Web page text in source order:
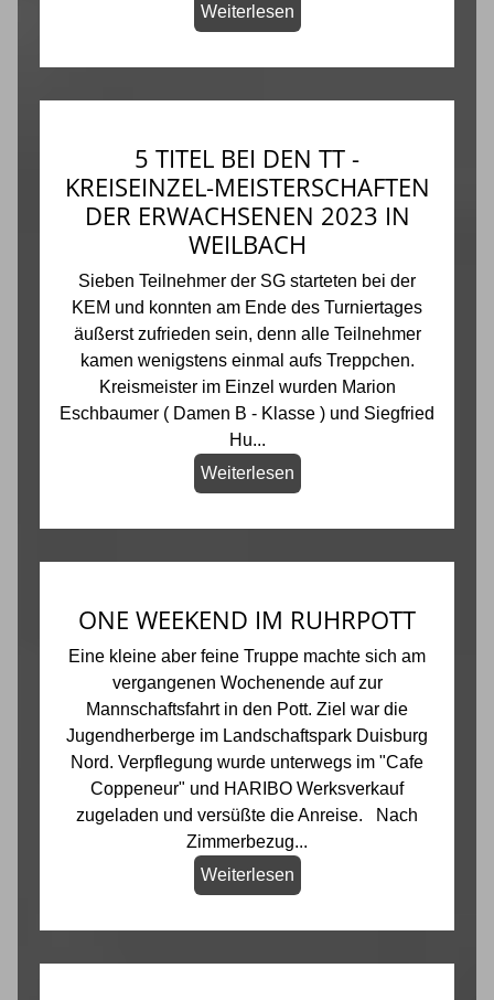
Weiterlesen
5 TITEL BEI DEN TT -
KREISEINZEL-MEISTERSCHAFTEN
DER ERWACHSENEN 2023 IN
WEILBACH
Sieben Teilnehmer der SG starteten bei der
KEM und konnten am Ende des Turniertages
äußerst zufrieden sein, denn alle Teilnehmer
kamen wenigstens einmal aufs Treppchen.
Kreismeister im Einzel wurden Marion
Eschbaumer ( Damen B - Klasse ) und Siegfried
Hu...
Weiterlesen
ONE WEEKEND IM RUHRPOTT
Eine kleine aber feine Truppe machte sich am
vergangenen Wochenende auf zur
Mannschaftsfahrt in den Pott. Ziel war die
Jugendherberge im Landschaftspark Duisburg
Nord. Verpflegung wurde unterwegs im "Cafe
Coppeneur" und HARIBO Werksverkauf
zugeladen und versüßte die Anreise. Nach
Zimmerbezug...
Weiterlesen